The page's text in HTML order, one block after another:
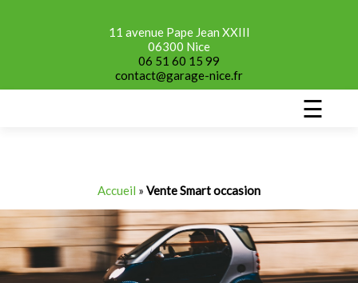
11 avenue Pape Jean XXIII
06300 Nice
06 51 60 15 99
contact@garage-nice.fr
☰
Accueil » Vente Smart occasion